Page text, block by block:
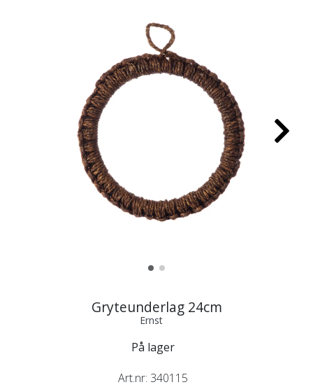
Gryteunderlag 24cm
Ernst
På lager
Art.nr: 340115